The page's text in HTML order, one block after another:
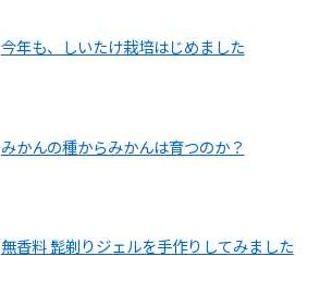
今年も、しいたけ栽培はじめました
みかんの種からみかんは育つのか？
無香料 髭剃りジェルを手作りしてみました